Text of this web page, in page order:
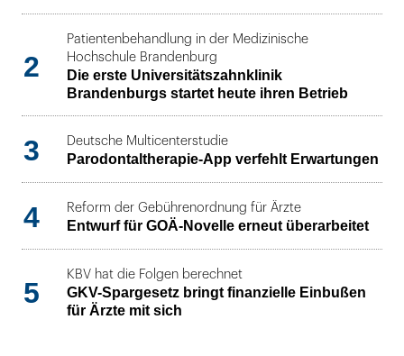
2
Patientenbehandlung in der Medizinische
Hochschule Brandenburg
Die erste Universitätszahnklinik
Brandenburgs startet heute ihren Betrieb
3 Deutsche Multicenterstudie
Parodontaltherapie-App verfehlt Erwartungen
4 Reform der Gebührenordnung für Ärzte
Entwurf für GOÄ-Novelle erneut überarbeitet
5
KBV hat die Folgen berechnet
GKV-Spargesetz bringt finanzielle Einbußen
für Ärzte mit sich